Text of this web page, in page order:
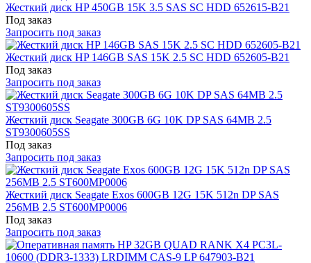
Жесткий диск HP 450GB 15K 3.5 SAS SC HDD 652615-B21
Под заказ
Запросить под заказ
Жесткий диск HP 146GB SAS 15K 2.5 SC HDD 652605-B21
Под заказ
Запросить под заказ
Жесткий диск Seagate 300GB 6G 10K DP SAS 64MB 2.5
ST9300605SS
Под заказ
Запросить под заказ
Жесткий диск Seagate Exos 600GB 12G 15K 512n DP SAS
256MB 2.5 ST600MP0006
Под заказ
Запросить под заказ